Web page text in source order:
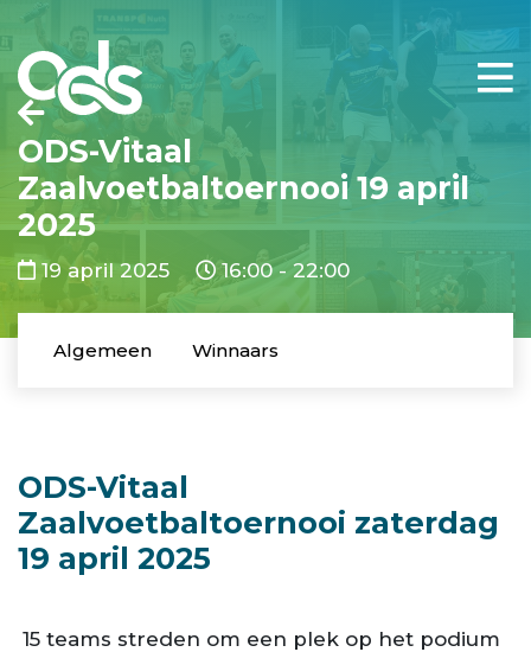
ODS-Vitaal
Zaalvoetbaltoernooi 19 april
2025
19 april 2025 16:00 - 22:00
Algemeen Winnaars
ODS-Vitaal
Zaalvoetbaltoernooi zaterdag
19 april 2025
15 teams streden om een plek op het podium